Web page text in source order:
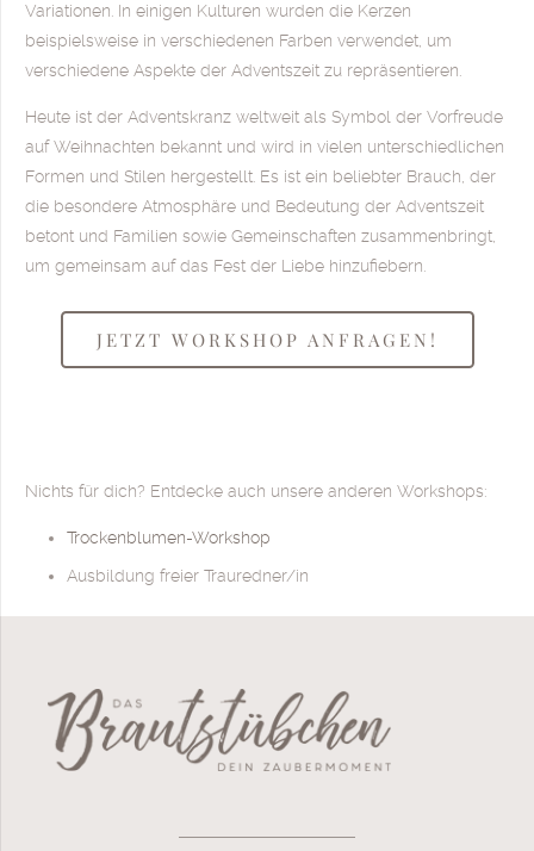
Variationen. In einigen Kulturen wurden die Kerzen
beispielsweise in verschiedenen Farben verwendet, um
verschiedene Aspekte der Adventszeit zu repräsentieren.
Heute ist der Adventskranz weltweit als Symbol der Vorfreude
auf Weihnachten bekannt und wird in vielen unterschiedlichen
Formen und Stilen hergestellt. Es ist ein beliebter Brauch, der
die besondere Atmosphäre und Bedeutung der Adventszeit
betont und Familien sowie Gemeinschaften zusammenbringt,
um gemeinsam auf das Fest der Liebe hinzufiebern.
JETZT WORKSHOP ANFRAGEN!
Nichts für dich? Entdecke auch unsere anderen Workshops:
Trockenblumen-Workshop
Ausbildung freier Trauredner/in